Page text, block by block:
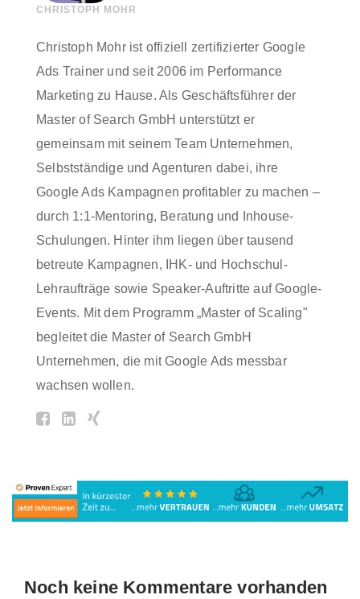
CHRISTOPH MOHR
Christoph Mohr ist offiziell zertifizierter Google
Ads Trainer und seit 2006 im Performance
Marketing zu Hause. Als Geschäftsführer der
Master of Search GmbH unterstützt er
gemeinsam mit seinem Team Unternehmen,
Selbstständige und Agenturen dabei, ihre
Google Ads Kampagnen profitabler zu machen –
durch 1:1-Mentoring, Beratung und Inhouse-
Schulungen. Hinter ihm liegen über tausend
betreute Kampagnen, IHK- und Hochschul-
Lehraufträge sowie Speaker-Auftritte auf Google-
Events. Mit dem Programm „Master of Scaling"
begleitet die Master of Search GmbH
Unternehmen, die mit Google Ads messbar
wachsen wollen.
Noch keine Kommentare vorhanden